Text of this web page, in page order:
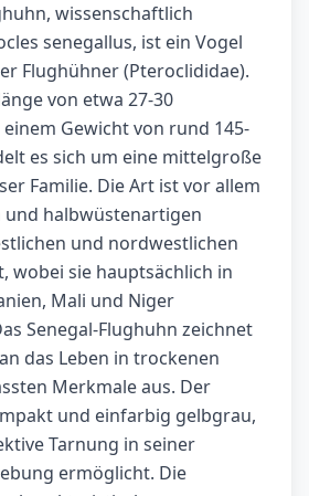
wissenschaftlich
senegallus, ist ein Vogel
Flughühner (Pteroclididae).
von etwa 27-30
Gewicht von rund 145-
es sich um eine mittelgroße
Familie. Die Art ist vor allem
halbwüstenartigen
und nordwestlichen
wobei sie hauptsächlich in
Mali und Niger
Senegal-Flughuhn zeichnet
das Leben in trockenen
Merkmale aus. Der
und einfarbig gelbgrau,
Tarnung in seiner
ermöglicht. Die